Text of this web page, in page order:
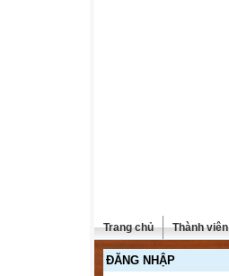
Trang chủ Thành viên
ĐĂNG NHẬP